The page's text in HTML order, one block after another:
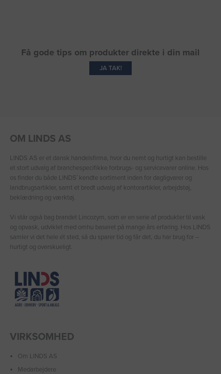
Få gode tips om produkter direkte i din mail
JA TAK!
OM LINDS AS
LINDS AS er et dansk handelsfirma, hvor du nemt og hurtigt kan bestille
et stort udvalg af branchespecifikke forbrugs- og servicevarer online. Hos
os finder du både LINDS′ kendte sortiment inden for dagligvarer og
landbrugsartikler, samt et bredt udvalg af kontorartikler, arbejdstøj,
beklædning og værktøj.
Vi står også bag brandet Lincozym, som er en serie af produkter til vask
og opvask, udviklet med omhu baseret på mange års erfaring. Hos LINDS
samler vi det hele ét sted, så du sparer tid og får det, du har brug for –
hurtigt og overskueligt.
VIRKSOMHED
Om LINDS AS
Medarbejdere